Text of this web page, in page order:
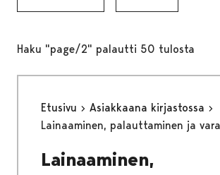
Haku "page/2" palautti 50 tulosta
Etusivu
Asiakkaana kirjastossa
Lainaaminen, palauttaminen ja
Lainaaminen,